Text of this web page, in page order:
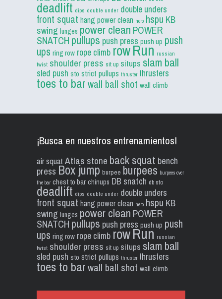
deadlift dips double under double unders
front squat hang power clean hero hspu KB
swing lunges power clean POWER
SNATCH pullups push press push up push
ups ring row rope climb rowRun russian
twist shoulder press sit up situps slam ball
sled push sto strict pullups thruster thrusters
toes to barwall ball shot wall climb
¡Busca en nuestros entrenamientos!
air squat Atlas stone back squat bench
press Box jump burpee burpees burpees over
the bar chest to bar chinups DB snatch db sto
deadlift dips double under double unders
front squat hang power clean hero hspu KB
swing lunges power clean POWER
SNATCH pullups push press push up push
ups ring row rope climb rowRun russian
twist shoulder press sit up situps slam ball
sled push sto strict pullups thruster thrusters
toes to barwall ball shot wall climb